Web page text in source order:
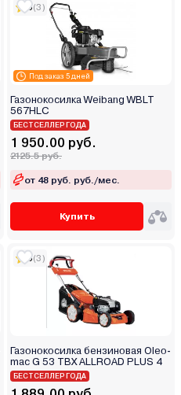
Под заказ 5 дней
5(3)
Газонокосилка Weibang WBLT
567HLC
БЕСТСЕЛЛЕР ГОДА
1 950.00 руб.
2125.5 руб.
от 48 руб. руб./мес.
Купить
5(3)
Газонокосилка бензиновая Oleo-
mac G 53 TBX ALLROAD PLUS 4
БЕСТСЕЛЛЕР ГОДА